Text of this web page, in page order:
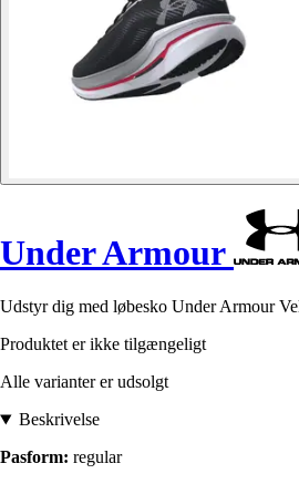
Under Armour
Udstyr dig med løbesko Under Armour
Produktet er ikke tilgængeligt
Alle varianter er udsolgt
Beskrivelse
Pasform: regular